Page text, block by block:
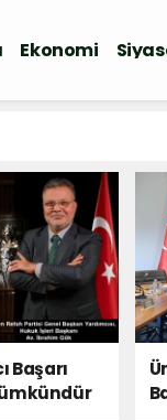
Ekonomi
Başarı